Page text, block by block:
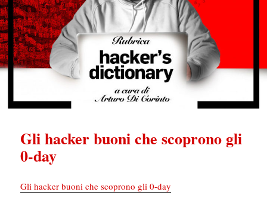
Gli hacker buoni che scoprono gli
0-day
Gli hacker buoni che scoprono gli 0-day